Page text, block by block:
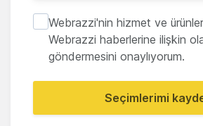
Webrazzi'nin hizmet ve
Webrazzi haberlerine ilişkin
göndermesini onaylıyorum.
Seçimlerimi